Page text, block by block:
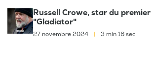
Russell Crowe, star du premier
"Gladiator"
27 novembre 2024 3 min 16 sec